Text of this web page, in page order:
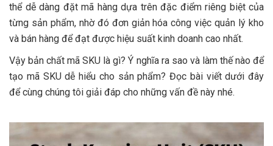
thể dễ dàng đặt mã hàng dựa trên đặc điểm riêng biệt của
từng sản phẩm, nhờ đó đơn giản hóa công việc quản lý kho
và bán hàng để đạt được hiệu suất kinh doanh cao nhất.
Vậy bản chất mã SKU là gì? Ý nghĩa ra sao và làm thế nào để
tạo mã SKU dễ hiểu cho sản phẩm? Đọc bài viết dưới đây
để cùng chúng tôi giải đáp cho những vấn đề này nhé.